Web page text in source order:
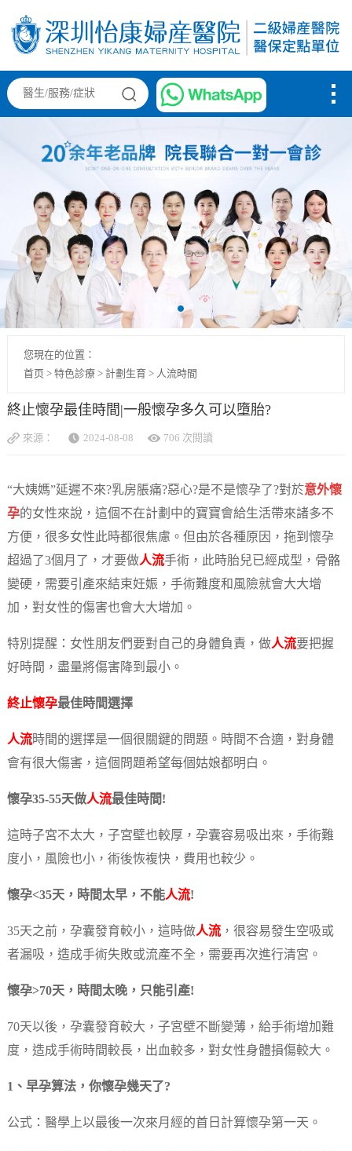
您現在的位置：
首页 > 特色診療> 計劃生育> 人流時間
終止懷孕最佳時間|一般懷孕多久可以墮胎?
來源： 2024-08-08 706 次閱讀
“大姨媽”延遲不來?乳房脹痛?惡心?是不是懷孕了?對於意外懷
孕的女性來說，這個不在計劃中的寶寶會給生活帶來諸多不
方便，很多女性此時都很焦慮。但由於各種原因，拖到懷孕
超過了3個月了，才要做人流手術，此時胎兒已經成型，骨骼
變硬，需要引產來結束妊娠，手術難度和風險就會大大增
加，對女性的傷害也會大大增加。
特別提醒：女性朋友們要對自己的身體負責，做人流要把握
好時間，盡量將傷害降到最小。
終止懷孕最佳時間選擇
人流時間的選擇是一個很關鍵的問題。時間不合適，對身體
會有很大傷害，這個問題希望每個姑娘都明白。
懷孕35-55天做人流最佳時間!
這時子宮不太大，子宮壁也較厚，孕囊容易吸出來，手術難
度小，風險也小，術後恢複快，費用也較少。
懷孕<35天，時間太早，不能人流!
35天之前，孕囊發育較小，這時做人流，很容易發生空吸或
者漏吸，造成手術失敗或流產不全，需要再次進行清宮。
懷孕>70天，時間太晚，只能引產!
70天以後，孕囊發育較大，子宮壁不斷變薄，給手術增加難
度，造成手術時間較長，出血較多，對女性身體損傷較大。
1、早孕算法，你懷孕幾天了?
公式：醫學上以最後一次來月經的首日計算懷孕第一天。